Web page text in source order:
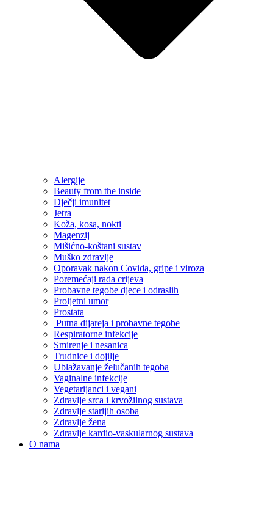
Alergije
Beauty from the inside
Dječji imunitet
Jetra
Koža, kosa, nokti
Magenzij
Mišićno-koštani sustav
Muško zdravlje
Oporavak nakon Covida, gripe i viroza
Poremećaji rada crijeva
Probavne tegobe djece i odraslih
Proljetni umor
Prostata
Putna dijareja i probavne tegobe
Respiratorne infekcije
Smirenje i nesanica
Trudnice i dojilje
Ublažavanje želučanih tegoba
Vaginalne infekcije
Vegetarijanci i vegani
Zdravlje srca i krvožilnog sustava
Zdravlje starijih osoba
Zdravlje žena
Zdravlje kardio-vaskularnog sustava
O nama